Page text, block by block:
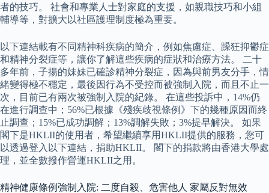
者的技巧。 社會和專業人士對家庭的支援，如親職技巧和小組
輔導等，對擴大以社區護理制度極為重要。
以下連結載有不同精神科疾病的簡介，例如焦慮症、躁狂抑鬱症
和精神分裂症等，讓你了解這些疾病的症狀和治療方法。 二十
多年前，子揚的妹妹已確診精神分裂症，因為與前男友分手，情
緒變得極不穩定，最後因行為不受控而被強制入院，而且不止一
次，目前已有兩次被強制入院的紀錄。 在這些投訴中，14%仍
在進行調查中；56%已根據《殘疾歧視條例》下的幾種原因而終
止調查；15%已成功調解；13%調解失敗；3%提早解決。 如果
閣下是HKLII的使用者，希望繼續享用HKLII提供的服務，您可
以透過登入以下連結，捐助HKLII。 閣下的捐款將由香港大學處
理，並全數撥作營運HKLII之用。
精神健康條例強制入院: 二度自殺、危害他人 家屬反對無效